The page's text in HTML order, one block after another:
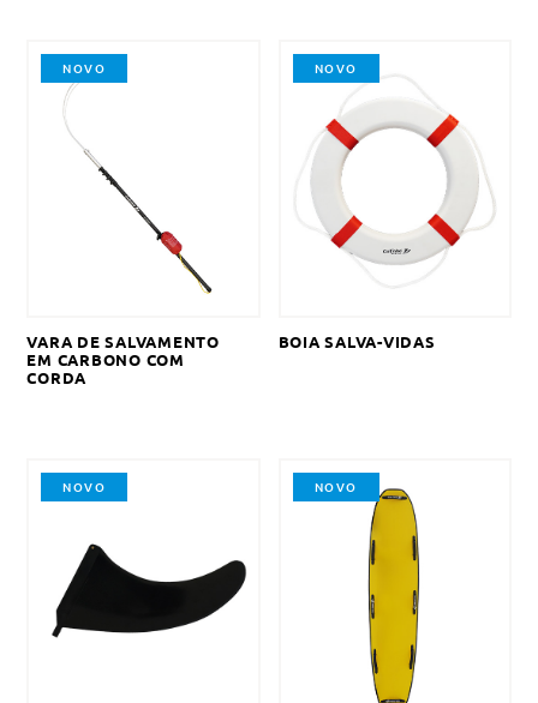
NOVO
VARA DE SALVAMENTO
EM CARBONO COM
CORDA
NOVO
BOIA SALVA-VIDAS
NOVO NOVO